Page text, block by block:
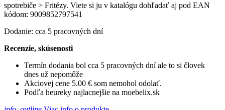
spotrebiče > Fritézy. Viete si ju v katalógu dohľadať aj pod EAN
kódom: 9009852797541
Dodanie: cca 5 pracovných dní
Recenzie, skúsenosti
Termín dodania bol cca 5 pracovných dní ale to si človek
dnes už nepomôže
Akciovej cene 5.00 € som nemohol odolať.
Podľa heureky najlacnejšie na moebelix.sk